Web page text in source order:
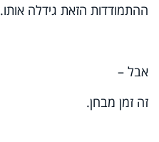
ההתמודדות הזאת גידלה אותו.
אבל –
זה זמן מבחן.